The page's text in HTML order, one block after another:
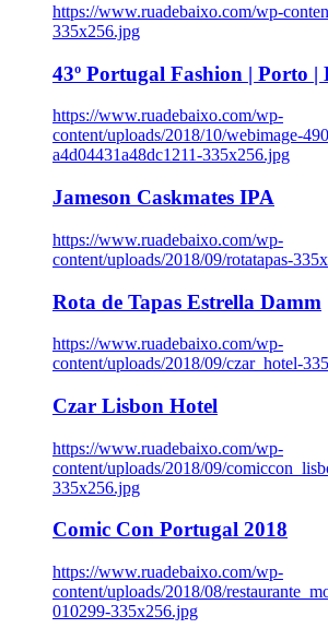
https://www.ruadebaixo.com/wp-
335x256.jpg
43º Portugal Fashion | Porto |
https://www.ruadebaixo.com/wp-
content/uploads/2018/10/webimage-
a4d04431a48dc1211-335x256.jpg
Jameson Caskmates IPA
https://www.ruadebaixo.com/wp-
content/uploads/2018/09/rotatapas-
Rota de Tapas Estrella Damm
https://www.ruadebaixo.com/wp-
content/uploads/2018/09/czar_hotel-
Czar Lisbon Hotel
https://www.ruadebaixo.com/wp-
content/uploads/2018/09/
335x256.jpg
Comic Con Portugal 2018
https://www.ruadebaixo.com/wp-
content/uploads/2018/08/
010299-335x256.jpg